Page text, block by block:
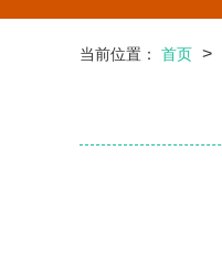
当前位置： 首页 >